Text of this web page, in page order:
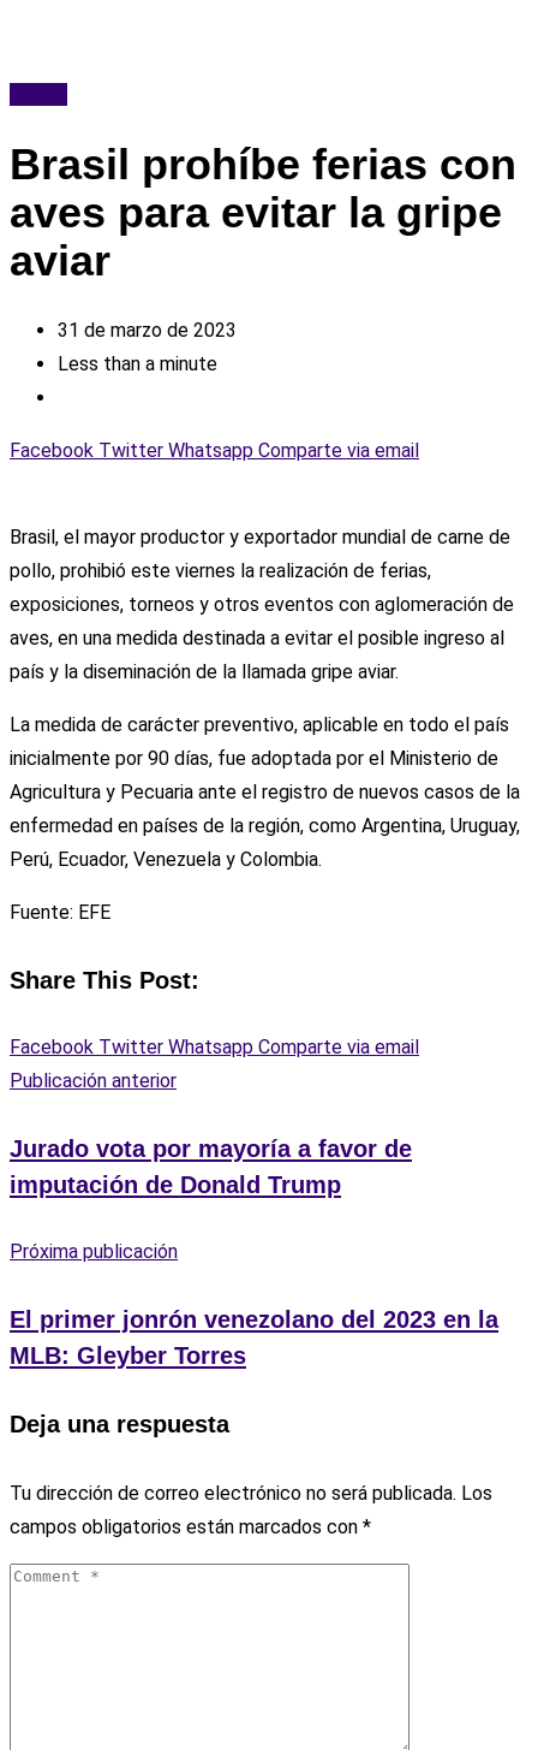
Brasil prohíbe ferias con
aves para evitar la gripe
aviar
31 de marzo de 2023
Less than a minute
Facebook Twitter Whatsapp Comparte via email
Brasil, el mayor productor y exportador mundial de carne de
pollo, prohibió este viernes la realización de ferias,
exposiciones, torneos y otros eventos con aglomeración de
aves, en una medida destinada a evitar el posible ingreso al
país y la diseminación de la llamada gripe aviar.
La medida de carácter preventivo, aplicable en todo el país
inicialmente por 90 días, fue adoptada por el Ministerio de
Agricultura y Pecuaria ante el registro de nuevos casos de la
enfermedad en países de la región, como Argentina, Uruguay,
Perú, Ecuador, Venezuela y Colombia.
Fuente: EFE
Share This Post:
Facebook Twitter Whatsapp Comparte via email
Publicación anterior
Jurado vota por mayoría a favor de
imputación de Donald Trump
Próxima publicación
El primer jonrón venezolano del 2023 en la
MLB: Gleyber Torres
Deja una respuesta
Tu dirección de correo electrónico no será publicada. Los
campos obligatorios están marcados con *